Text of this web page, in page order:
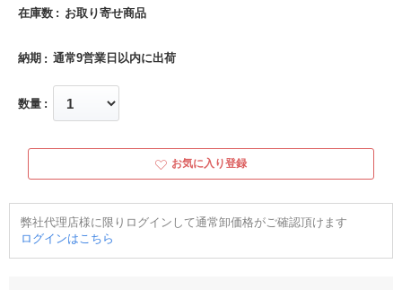
在庫数 お取り寄せ商品
納期 通常9営業日以内に出荷
数量
お気に入り登録
弊社代理店様に限りログインして通常卸価格がご確認頂けます
ログインはこちら